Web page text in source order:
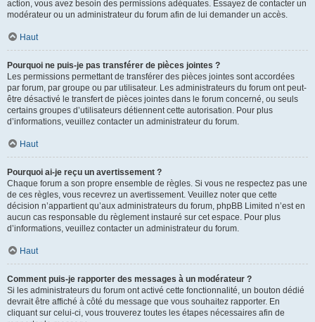
action, vous avez besoin des permissions adéquates. Essayez de contacter un
modérateur ou un administrateur du forum afin de lui demander un accès.
Haut
Pourquoi ne puis-je pas transférer de pièces jointes ?
Les permissions permettant de transférer des pièces jointes sont accordées
par forum, par groupe ou par utilisateur. Les administrateurs du forum ont peut-
être désactivé le transfert de pièces jointes dans le forum concerné, ou seuls
certains groupes d’utilisateurs détiennent cette autorisation. Pour plus
d’informations, veuillez contacter un administrateur du forum.
Haut
Pourquoi ai-je reçu un avertissement ?
Chaque forum a son propre ensemble de règles. Si vous ne respectez pas une
de ces règles, vous recevrez un avertissement. Veuillez noter que cette
décision n’appartient qu’aux administrateurs du forum, phpBB Limited n’est en
aucun cas responsable du règlement instauré sur cet espace. Pour plus
d’informations, veuillez contacter un administrateur du forum.
Haut
Comment puis-je rapporter des messages à un modérateur ?
Si les administrateurs du forum ont activé cette fonctionnalité, un bouton dédié
devrait être affiché à côté du message que vous souhaitez rapporter. En
cliquant sur celui-ci, vous trouverez toutes les étapes nécessaires afin de